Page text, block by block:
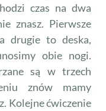
czas na dwa
znasz. Pierwsze
drugie to deska,
obie nogi.
są w trzech
znów mamy
Kolejne ćwiczenie